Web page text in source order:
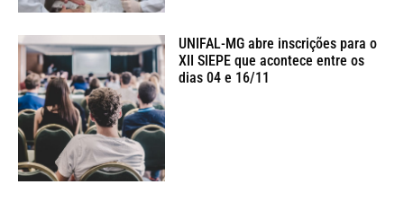
UNIFAL-MG abre inscrições para o
XII SIEPE que acontece entre os
dias 04 e 16/11